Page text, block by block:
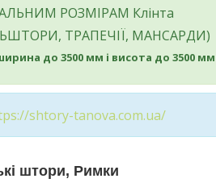
РОЗМІРАМ Клінта
ТРАПЕЧІЇ, МАНСАРДИ)
до 3500 мм і висота до 3500 мм
shtory-tanova.com.ua/
штори, Римки